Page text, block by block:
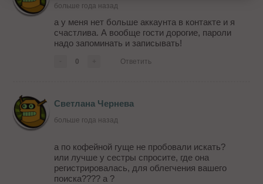
больше года назад
а у меня нет больше аккаунта в контакте и я
счастлива. А вообще гости дорогие, пароли
надо запоминать и записывать!
0 Ответить
Светлана Чернева
больше года назад
а по кофейной гуще не пробовали искать?
или лучше у сестры спросите, где она
регистрировалась, для облегчения вашего
поиска???? а ?